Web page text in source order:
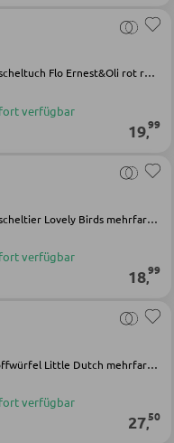
Kuscheltuch Flo Ernest&Oli rot rosa Polyester
verfügbar
19,99
Kuscheltier Lovely Birds mehrfarbig Polyester
verfügbar
18,99
Stoffwürfel Little Dutch mehrfarbig Polyester Baumwolle
verfügbar
27,50